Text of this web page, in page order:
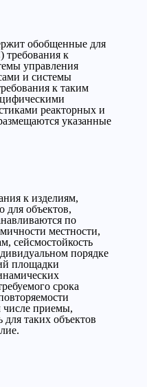
обобщенные для
требования к
управления
и системы
к таким
реакторных и
указанные
к изделиям,
для объектов,
по
местности,
сейсмостойкость
порядке
площадки
срока
числе приемы,
таких объектов